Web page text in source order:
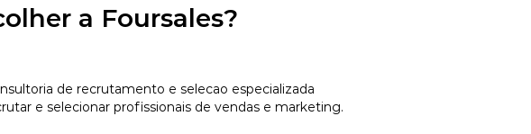
a Foursales?
de recrutamento e selecao especializada
e selecionar profissionais de vendas e marketing.